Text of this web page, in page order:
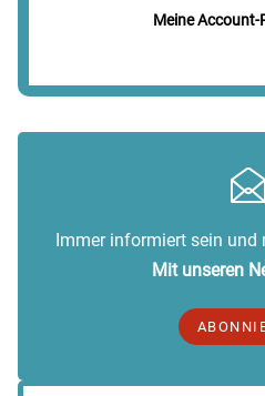
Meine Account-
Immer informiert sein und
Mit unseren